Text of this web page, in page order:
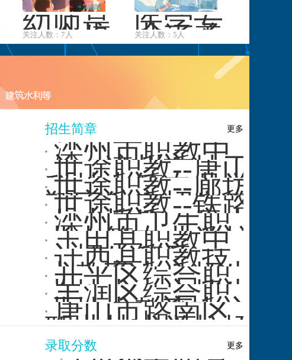
幼师是
一个培
养幼儿
教育工
专业领
···
关注人数：7人 医学专
业涵盖
了多个
学科和
专业方
向
关注人数：5人
招生简章 更多
滦州市职教中
心、滦州市技工
学校2026年招生
简章
世途职教--唐山
科技中等专业学
校 2025 年招···
世途职教--廊坊
翔宇航空招生简
章来袭，点燃你
的航···
世途职教--铁路
人才摇篮：唐山
中新铁路招生简
章火···
滦州市卫生职
业中等专业学校
招生简章
玉田县职教中
心招生简章
迁西县职教技
术教育中心招生
简章
开平区综合职
业技术中心招生
简章
丰润区综合职
业技术教育中心
招生简章
唐山市路南区
职业技术学校招
生简章
录取分数 更多